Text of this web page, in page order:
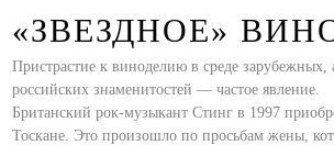
«ЗВЕЗДНОЕ»
Пристрастие к виноделию в среде зарубежных,
российских знаменитостей — частое явление.
Британский рок-музыкант Стинг в 1997
Тоскане. Это произошло по просьбам жены,